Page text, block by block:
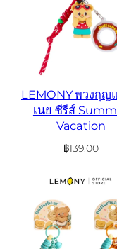
LEMONY พวงกุญ
เนย ซีรีส์
Vacation
฿139.00